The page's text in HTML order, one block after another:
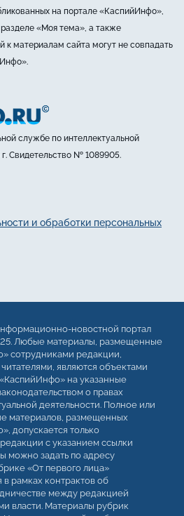
на портале «КаспийИнфо»,
«Моя тема», а также
к материалам сайта могут не совпадать
службе по интеллектуальной
Свидетельство № 1089905.
и обработки персональных
новостной портал
Любые материалы, размещенные
сотрудниками редакции,
являются объектами
на указанные
о правах
деятельности. Полное или
материалов, размещенных
допускается только
с указанием ссылки
можно задать по адресу
«От первого лица»
рамках контрактов об
между редакцией
власти. Материалы рубрик